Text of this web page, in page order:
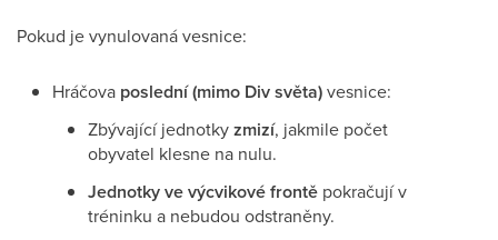
Pokud je vynulovaná vesnice:
Hráčova poslední (mimo Div světa)vesnice:
Zbývající jednotkyzmizí, jakmile počet
obyvatel klesne na nulu.
Jednotky ve výcvikové frontě pokračují v
tréninku a nebudou odstraněny.